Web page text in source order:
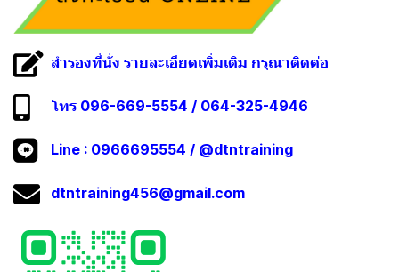
สำรองที่นั่ง รายละเอียดเพิ่มเติม กรุณาติดต่อ
โทร 096-669-5554 / 064-325-4946
Line : 0966695554 / @dtntraining
dtntraining456@gmail.com